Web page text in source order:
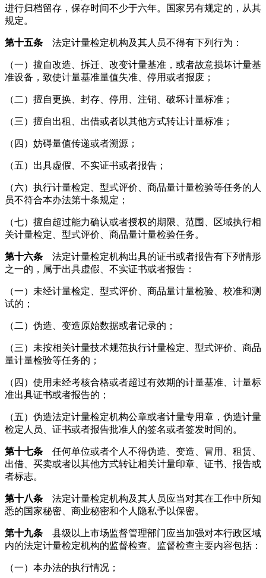
进行归档留存，保存时间不少于六年。国家另有规定的，从其
规定。
第十五条 法定计量检定机构及其人员不得有下列行为：
（一）擅自改造、拆迁、改变计量基准，或者故意损坏计量基
准设备，致使计量基准量值失准、停用或者报废；
（二）擅自更换、封存、停用、注销、破坏计量标准；
（三）擅自出租、出借或者以其他方式转让计量标准；
（四）妨碍量值传递或者溯源；
（五）出具虚假、不实证书或者报告；
（六）执行计量检定、型式评价、商品量计量检验等任务的人
员不符合本办法第十条规定；
（七）擅自超过能力确认或者授权的期限、范围、区域执行相
关计量检定、型式评价、商品量计量检验任务。
第十六条 法定计量检定机构出具的证书或者报告有下列情形
之一的，属于出具虚假、不实证书或者报告：
（一）未经计量检定、型式评价、商品量计量检验、校准和测
试的；
（二）伪造、变造原始数据或者记录的；
（三）未按相关计量技术规范执行计量检定、型式评价、商品
量计量检验等任务的；
（四）使用未经考核合格或者超过有效期的计量基准、计量标
准出具证书或者报告的；
（五）伪造法定计量检定机构公章或者计量专用章，伪造计量
检定人员、证书或者报告批准人的签名或者签发时间的。
第十七条 任何单位或者个人不得伪造、变造、冒用、租赁、
出借、买卖或者以其他方式转让相关计量印章、证书、报告或
者标志。
第十八条 法定计量检定机构及其人员应当对其在工作中所知
悉的国家秘密、商业秘密和个人隐私予以保密。
第十九条 县级以上市场监督管理部门应当加强对本行政区域
内的法定计量检定机构的监督检查。监督检查主要内容包括：
（一）本办法的执行情况；